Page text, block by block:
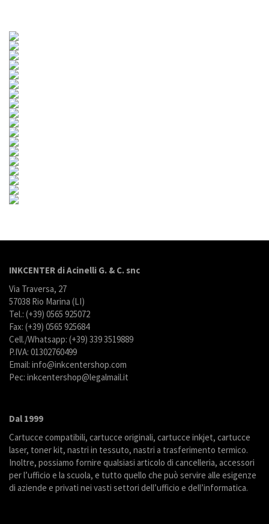
INKCENTER di Acinelli G. & C. snc
Via Traversa, 27
57038 Rio Marina (LI)
Tel.: (+39) 0565 925072
Fax: (+39) 0565 925684
Cell./Whatsapp: (+39) 339 3519889
P.IVA: 01302760499
Email: info@inkcentershop.com
Pec: inkcentershop@legalmail.it
Dal 1999
Cartucce compatibili, cartucce originali, cartucce inkjet, cartucce
laser, toner kit, nastri in tessuto, nastri a trasferimento termico.
Inoltre, possiamo fornire qualsiasi articolo di cancelleria, accessori
per l’ufficio e la scuola, e tutto quello che può servire alle esigenze
di aziende e privati nei vasti settori dell’ufficio e dell’informatica.